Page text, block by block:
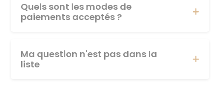
Quels sont les modes de
paiements acceptés ?
Ma question n'est pas dans la
liste